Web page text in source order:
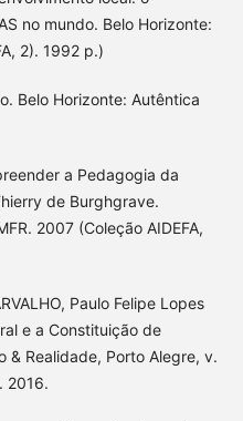
no mundo. Belo Horizonte:
2). 1992 p.)
Belo Horizonte: Autêntica
a Pedagogia da
de Burghgrave.
2007 (Coleção AIDEFA,
Paulo Felipe Lopes
e a Constituição de
& Realidade, Porto Alegre, v.
2016.